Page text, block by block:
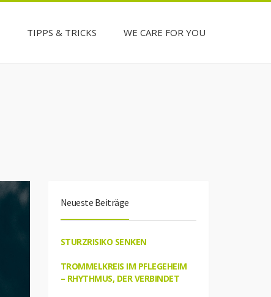
TIPPS & TRICKS WE CARE FOR YOU
Neueste Beiträge
STURZRISIKO SENKEN
TROMMELKREIS IM PFLEGEHEIM
– RHYTHMUS, DER VERBINDET